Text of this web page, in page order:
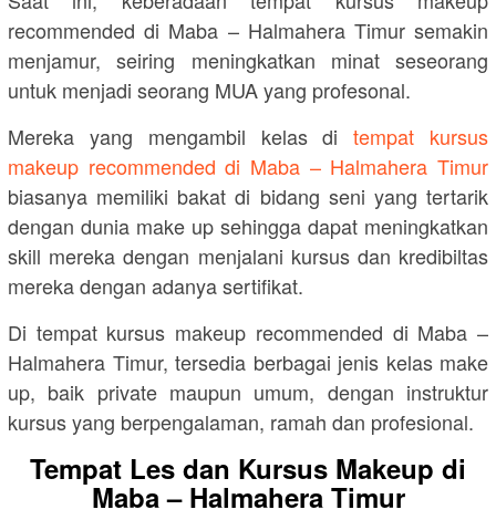
recommended di Maba – Halmahera Timur semakin
menjamur, seiring meningkatkan minat seseorang
untuk menjadi seorang MUA yang profesonal.
Mereka yang mengambil kelas ditempat kursus
makeup recommended di Maba – Halmahera Timur
biasanya memiliki bakat di bidang seni yang tertarik
dengan dunia make up sehingga dapat meningkatkan
skill mereka dengan menjalani kursus dan kredibiltas
mereka dengan adanya sertifikat.
Di tempat kursus makeup recommended di Maba –
Halmahera Timur, tersedia berbagai jenis kelas make
up, baik private maupun umum, dengan instruktur
kursus yang berpengalaman, ramah dan profesional.
Tempat Les dan Kursus Makeup di
Maba – Halmahera Timur